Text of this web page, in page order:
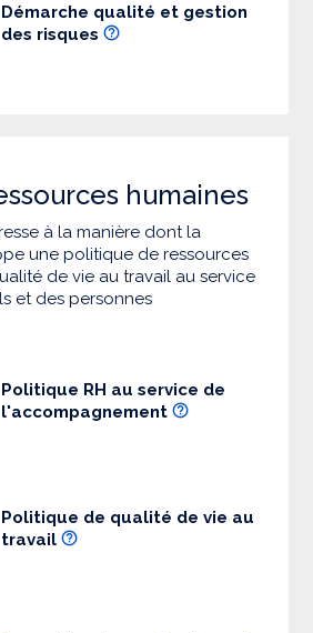
Démarche qualité et gestion
des risques
humaines
à la manière dont la
une politique de ressources
de vie au travail au service
et des personnes
Politique RH au service de
l'accompagnement
Politique de qualité de vie au
travail